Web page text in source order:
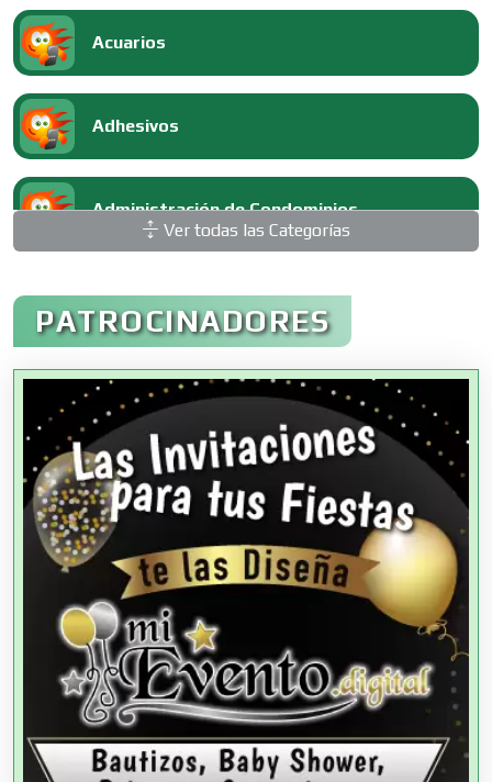
Acuarios
Adhesivos
Administración de Condominios
Administración de Empresas
Agencias Aduanales
Agencias de Autos
Agencias de Cobranza
Agencias de Colocación
Agencias de Modelos
Ver todas las Categorías
PATROCINADORES